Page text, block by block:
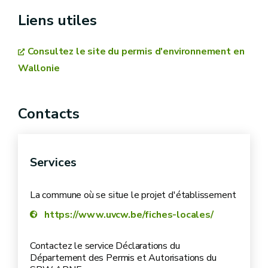
Liens utiles
Consultez le site du permis d'environnement en
Wallonie
Contacts
Services
La commune où se situe le projet d'établissement
https://www.uvcw.be/fiches-locales/
Contactez le service Déclarations du
Département des Permis et Autorisations du